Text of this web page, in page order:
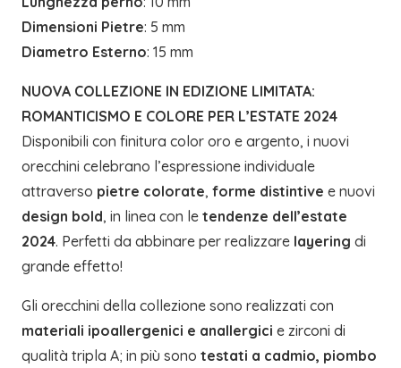
Dimensioni Pietre: 5 mm
Diametro Esterno: 15 mm
NUOVA COLLEZIONE IN EDIZIONE LIMITATA:
ROMANTICISMO E COLORE PER L’ESTATE 2024
Disponibili con finitura color oro e argento, i nuovi
orecchini celebrano l’espressione individuale
attraverso pietre colorate, forme distintive e nuovi
design bold, in linea con le tendenze dell’estate
2024. Perfetti da abbinare per realizzare layering di
grande effetto!
Gli orecchini della collezione sono realizzati con
materiali ipoallergenici e anallergici e zirconi di
qualità tripla A; in più sono testati a cadmio, piombo